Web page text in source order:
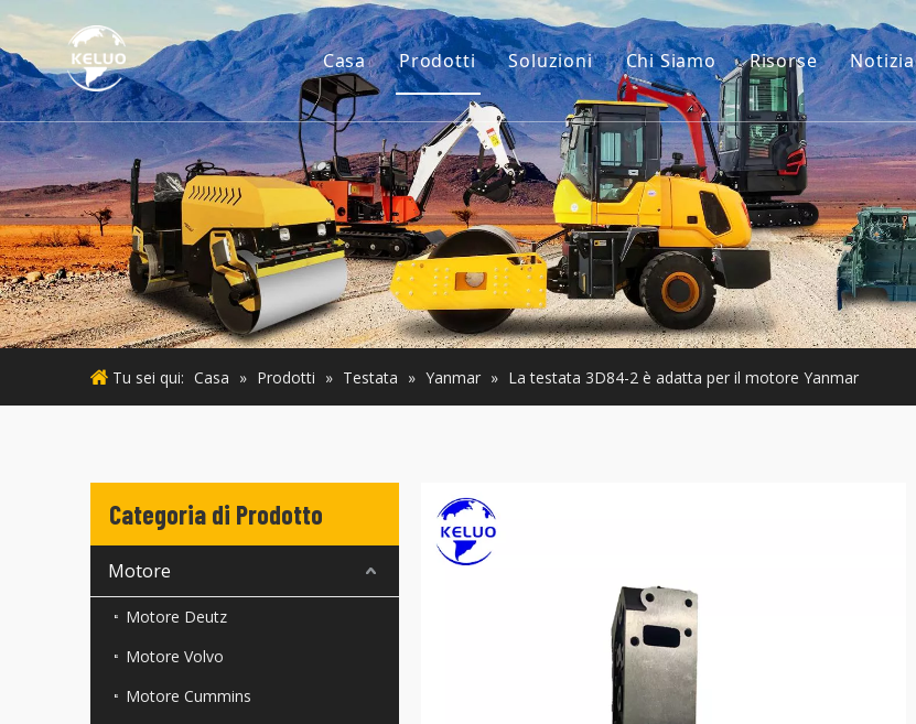
Casa Prodotti
Motore
Accessori per escavatori
Piccoli macchinari per l'edilizia
Motore usato
Macchinari Usati
Soluzioni Chi Siamo
La nostra storia
Il nostro vantaggio
Risorse
Guide
FAQ
Video
Notizia
Tu sei qui: Casa » Prodotti » Testata » Yanmar » La testata 3D84-2 è adatta per il motore Yanmar
Categoria di Prodotto
Motore
Motore Deutz
Motore Volvo
Motore Cummins